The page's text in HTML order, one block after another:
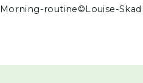
Morning-routine©Louise-